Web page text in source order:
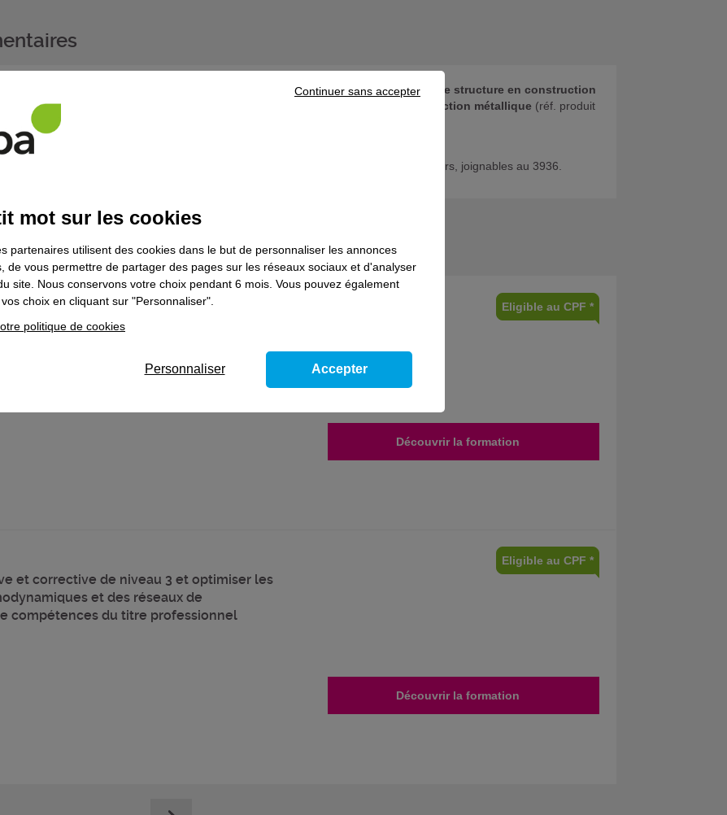
le bloc de compétences complémentaire
Réaliser une étude d’exécution d’une structure en construction
la possibilité d'accéder au titre professionnel d e Dessinateur projeteur en construction métallique (réf. produit
poursuivre votre parcours de formation, prenez contact avec l’un de nos conseillers, joignables au 3936.
le domaineBâtiment
et corrective de niveau 3, optimiser les
des réseaux de distribution de
- Bloc de compétences du titre prof.
Eligible au CPF *
Découvrir la formation
et corrective de niveau 3 et optimiser les
et des réseaux de
compétences du titre professionnel
Eligible au CPF *
Découvrir la formation
mot sur les cookies
partenaires utilisent des cookies dans le but de personnaliser les annonces
de vous permettre de partager des pages sur les réseaux sociaux et d'analyser
site. Nous conservons votre choix pendant 6 mois. Vous pouvez également
choix en cliquant sur "Personnaliser".
politique de cookies
Continuer sans accepter
Personnaliser Accepter